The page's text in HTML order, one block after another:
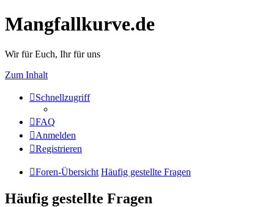
Mangfallkurve.de
Wir für Euch, Ihr für uns
Zum Inhalt
Schnellzugriff
FAQ
Anmelden
Registrieren
Foren-Übersicht Häufig gestellte Fragen
Häufig gestellte Fragen